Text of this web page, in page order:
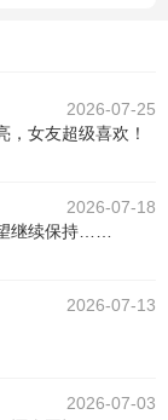
2026-07-25
女友超级喜欢！
2026-07-18
继续保持……
2026-07-13
2026-07-03